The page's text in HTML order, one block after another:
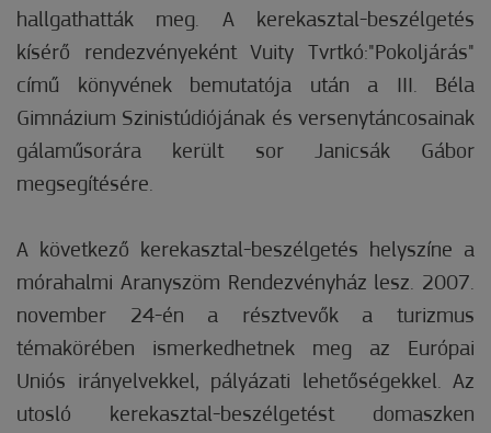
hallgathatták meg. A kerekasztal-beszélgetés
kísérő rendezvényeként Vuity Tvrtkó:"Pokoljárás"
című könyvének bemutatója után a III. Béla
Gimnázium Szinistúdiójának és versenytáncosainak
gálaműsorára került sor Janicsák Gábor
megsegítésére.
A következő kerekasztal-beszélgetés helyszíne a
mórahalmi Aranyszöm Rendezvényház lesz. 2007.
november 24-én a résztvevők a turizmus
témakörében ismerkedhetnek meg az Európai
Uniós irányelvekkel, pályázati lehetőségekkel. Az
utosló kerekasztal-beszélgetést domaszken